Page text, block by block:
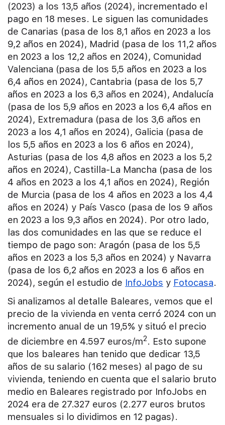
(2023) a los 13,5 años (2024), incrementado el
pago en 18 meses. Le siguen las comunidades
de Canarias (pasa de los 8,1 años en 2023 a los
9,2 años en 2024), Madrid (pasa de los 11,2 años
en 2023 a los 12,2 años en 2024), Comunidad
Valenciana (pasa de los 5,5 años en 2023 a los
6,4 años en 2024), Cantabria (pasa de los 5,7
años en 2023 a los 6,3 años en 2024), Andalucía
(pasa de los 5,9 años en 2023 a los 6,4 años en
2024), Extremadura (pasa de los 3,6 años en
2023 a los 4,1 años en 2024), Galicia (pasa de
los 5,5 años en 2023 a los 6 años en 2024),
Asturias (pasa de los 4,8 años en 2023 a los 5,2
años en 2024), Castilla-La Mancha (pasa de los
4 años en 2023 a los 4,1 años en 2024), Región
de Murcia (pasa de los 4 años en 2023 a los 4,4
años en 2024) y País Vasco (pasa de los 9 años
en 2023 a los 9,3 años en 2024). Por otro lado,
las dos comunidades en las que se reduce el
tiempo de pago son: Aragón (pasa de los 5,5
años en 2023 a los 5,3 años en 2024) y Navarra
(pasa de los 6,2 años en 2023 a los 6 años en
2024), según el estudio de InfoJobs y Fotocasa.
Si analizamos al detalle Baleares, vemos que el
precio de la vivienda en venta cerró 2024 con un
incremento anual de un 19,5% y situó el precio
de diciembre en 4.597 euros/m2. Esto supone
que los baleares han tenido que dedicar 13,5
años de su salario (162 meses) al pago de su
vivienda, teniendo en cuenta que el salario bruto
medio en Baleares registrado por InfoJobs en
2024 era de 27.327 euros (2.277 euros brutos
mensuales si lo dividimos en 12 pagas).